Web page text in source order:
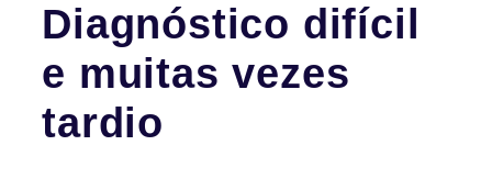
Diagnóstico difícil
e muitas vezes
tardio